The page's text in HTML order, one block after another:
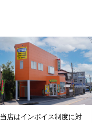
当店はインボイス制度に対